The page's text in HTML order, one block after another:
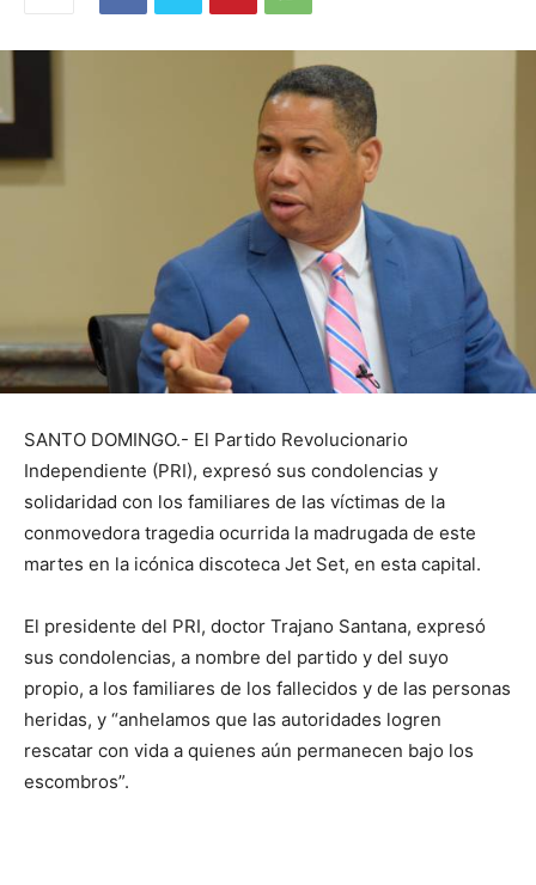
SANTO DOMINGO.- El Partido Revolucionario
Independiente (PRI), expresó sus condolencias y
solidaridad con los familiares de las víctimas de la
conmovedora tragedia ocurrida la madrugada de este
martes en la icónica discoteca Jet Set, en esta capital.
El presidente del PRI, doctor Trajano Santana, expresó
sus condolencias, a nombre del partido y del suyo
propio, a los familiares de los fallecidos y de las personas
heridas, y “anhelamos que las autoridades logren
rescatar con vida a quienes aún permanecen bajo los
escombros”.